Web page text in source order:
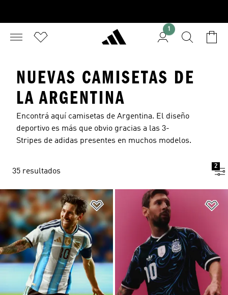
1
NUEVAS CAMISETAS DE
LA ARGENTINA
Encontrá aquí camisetas de Argentina. El diseño
deportivo es más que obvio gracias a las 3-
Stripes de adidas presentes en muchos modelos.
35 resultados
2
Añadir a la lista de deseos